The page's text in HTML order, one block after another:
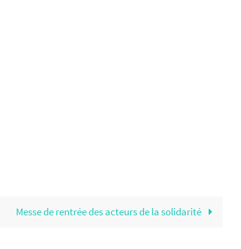
Messe de rentrée des acteurs de la solidarité